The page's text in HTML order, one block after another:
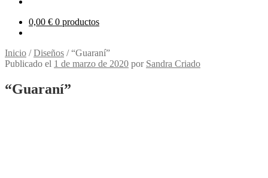
0,00 € 0 productos
Inicio /Diseños /“Guaraní”
Publicado el 1 de marzo de 2020 por Sandra Criado
“Guaraní”